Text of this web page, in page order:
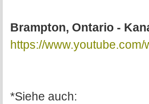
Brampton, Ontario -
https://
*Siehe auch: